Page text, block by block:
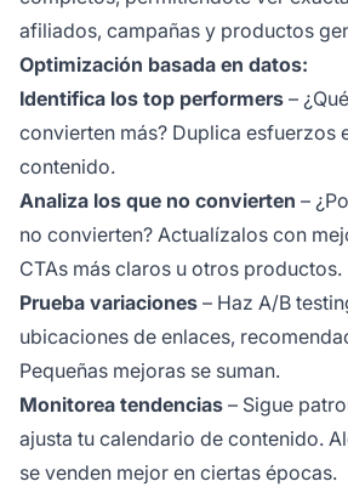
afiliados, campañas y productos
Optimización basada en datos:
Identifica los top performers –
convierten más? Duplica esfuerzos
contenido.
Analiza los que no convierten –
no convierten? Actualízalos con
CTAs más claros u otros productos.
Prueba variaciones – Haz A/B
ubicaciones de enlaces,
Pequeñas mejoras se suman.
Monitorea tendencias – Sigue
ajusta tu calendario de contenido.
se venden mejor en ciertas épocas.